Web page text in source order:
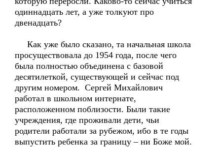
одиннадцать лет, а уже толкуют про
двенадцать?
Как уже было сказано, та начальная школа
просуществовала до 1954 года, после чего
была полностью объединена с базовой
десятилеткой, существующей и сейчас под
другим номером. Сергей Михайлович
работал в школьном интернате,
расположенном поблизости. Были такие
учреждения, где проживали дети, чьи
родители работали за рубежом, ибо в те годы
выпустить ребенка за границу – ни Боже мой.